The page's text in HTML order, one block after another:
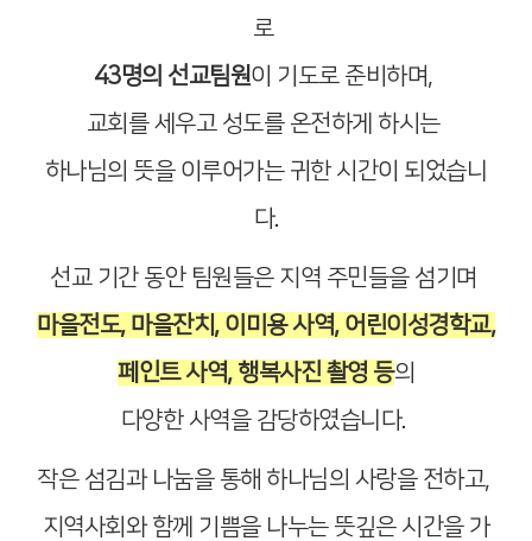
로
43명의 선교팀원이 기도로 준비하며,
교회를 세우고 성도를 온전하게 하시는
하나님의 뜻을 이루어가는 귀한 시간이 되었습니
다.
선교 기간 동안 팀원들은 지역 주민들을 섬기며
마을전도, 마을잔치, 이미용 사역, 어린이성경학교,
페인트 사역, 행복사진 촬영 등의
다양한 사역을 감당하였습니다.
작은 섬김과 나눔을 통해 하나님의 사랑을 전하고,
지역사회와 함께 기쁨을 나누는 뜻깊은 시간을 가